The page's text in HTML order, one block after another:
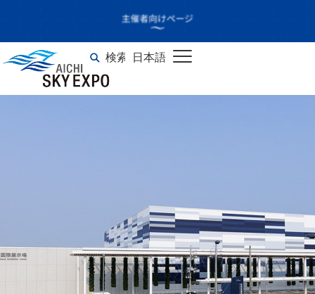
検索 日本語
English
FOOMA JAPAN 2021
（国際食品工業展）